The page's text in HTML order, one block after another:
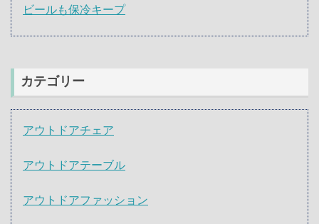
ビールも保冷キープ
カテゴリー
アウトドアチェア
アウトドアテーブル
アウトドアファッション